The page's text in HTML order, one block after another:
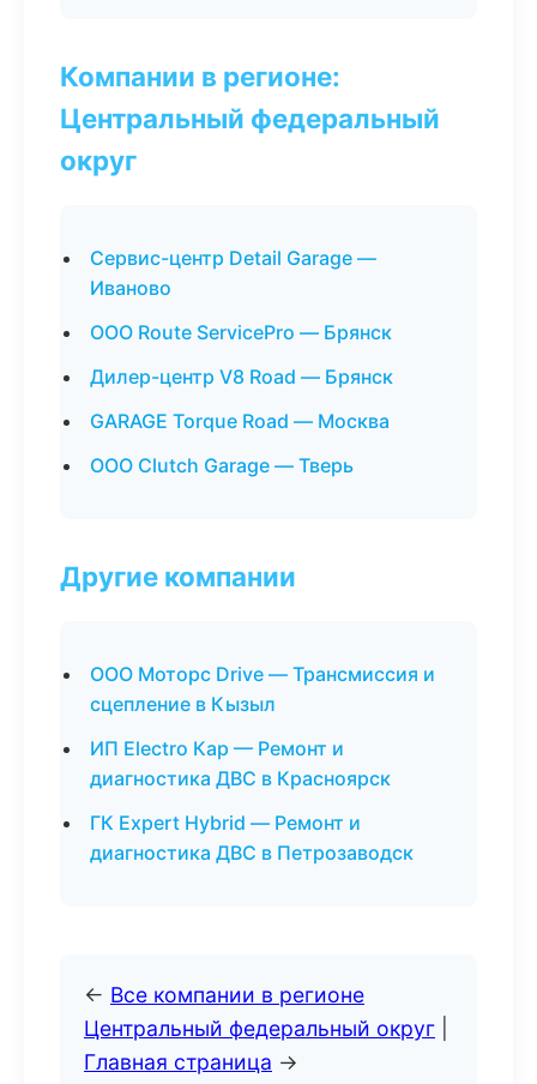
Компании в регионе:
Центральный федеральный
округ
Сервис-центр Detail Garage —
Иваново
ООО Route ServicePro — Брянск
Дилер-центр V8 Road — Брянск
GARAGE Torque Road — Москва
ООО Clutch Garage — Тверь
Другие компании
ООО Моторс Drive — Трансмиссия и
сцепление в Кызыл
ИП Electro Кар — Ремонт и
диагностика ДВС в Красноярск
ГК Expert Hybrid — Ремонт и
диагностика ДВС в Петрозаводск
← Все компании в регионе
Центральный федеральный округ
Главная страница →